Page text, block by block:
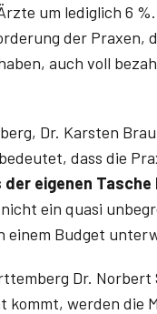
um lediglich 6
der Praxen,
auch voll
Dr. Karsten
dass die
der eigenen Tasche
ein quasi
einem Budget
Dr.
werden die